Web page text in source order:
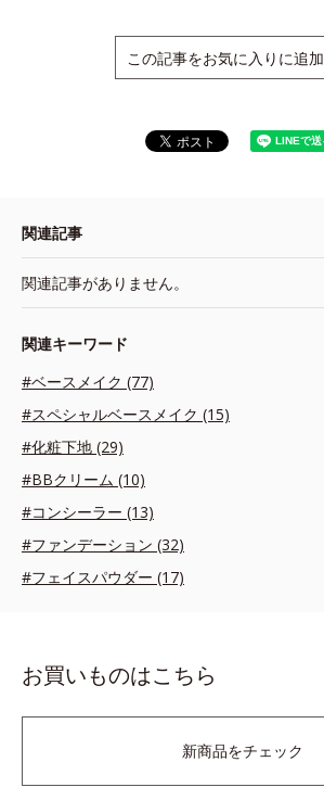
この記事をお気に入りに追加
関連記事
関連記事がありません。
関連キーワード
#ベースメイク (77)
#スペシャルベースメイク (15)
#化粧下地 (29)
#BBクリーム (10)
#コンシーラー (13)
#ファンデーション (32)
#フェイスパウダー (17)
お買いものはこちら
新商品をチェック